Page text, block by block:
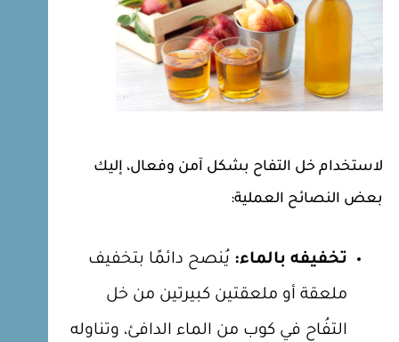
لاستخدام خل التفاح بشكل آمن وفعال، إليك
بعض النصائح العملية:
تخفيفه بالماء: يُنصح دائمًا بتخفيف
ملعقة أو ملعقتين كبيرتين من خل
التفُاح في كوب من الماء الدافئ، وتناوله